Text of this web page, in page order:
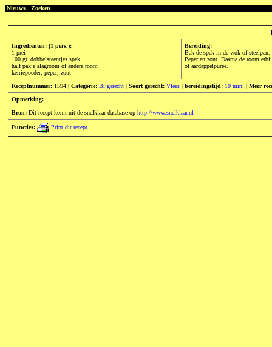
Nieuws Zoeken
Ingredienten: (1 pers.):
1 prei
100 gr. dobbelsteentjes spek
half pakje slagroom of andere room
kerriepoeder, peper, zout
Bereiding:
Bak de spek in de wok of steelpan.
Peper en zout. Daarna de room
of aardappelpuree.
Receptnummer: 1594 | Categorie: Bijgerecht | Soort gerecht: Vlees | bereidingstijd: 10 min. | Meer
Opmerking:
Bron: Dit recept komt uit de snelklaar database op http://www.snelklaar.nl
Functies: Print dit recept